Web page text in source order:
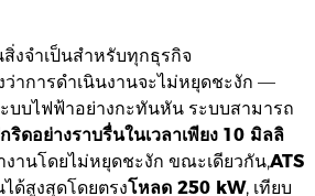
งจำเป็นสำหรับทุกธุรกิจ
าการดำเนินงานจะไม่หยุดชะงัก —
บบไฟฟ้าอย่างกะทันหัน ระบบสามารถ
ดอย่างราบรื่นในเวลาเพียง 10 มิลลิ
านโดยไม่หยุดชะงัก ขณะเดียวกัน,ATS
ด้สูงสุดโดยตรงโหลด 250 kW, เทียบ